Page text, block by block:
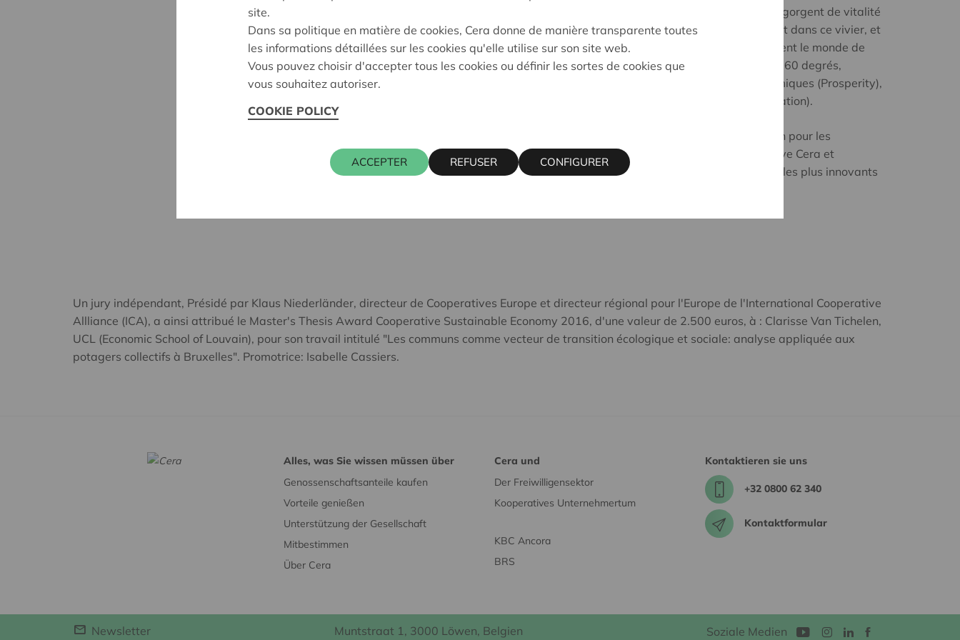
Nos universités sont des pépinières de talents. Elles regorgent de vitalité
et d'imagination dans les secteurs les plus divers. C'est dans ce vivier, et
parmi d'autres, que les cerveaux d'aujourd'hui préparent le monde de
demain. Un monde qui exige un regard transversal à 360 degrés,
soucieux à la fois de finalités sociales (People), économiques (Prosperity),
environnementales (Planet) et participatives (Participation).
Ce mardi 10 mai, à l'Université de Namur, la Fondation pour les
Générations Futures, en partenariat avec la coopérative Cera et
Coopburo, a mis à l'honneur les travaux des étudiants les plus innovants
Un jury indépendant, Présidé par Klaus Niederländer, directeur de Cooperatives Europe et directeur régional pour l'Europe de l'International Cooperative
Allliance (ICA), a ainsi attribué le Master's Thesis Award Cooperative Sustainable Economy 2016, d'une valeur de 2.500 euros, à : Clarisse Van Tichelen,
UCL (Economic School of Louvain), pour son travail intitulé "Les communs comme vecteur de transition écologique et sociale: analyse appliquée aux
potagers collectifs à Bruxelles". Promotrice: Isabelle Cassiers.
Alles, was Sie wissen müssen über
Genossenschaftsanteile kaufen
Vorteile genießen
Unterstützung der Gesellschaft
Mitbestimmen
Über Cera
Cera und
Der Freiwilligensektor
Kooperatives Unternehmertum
KBC Ancora
BRS
Kontaktieren sie uns
+32 0800 62 340
Kontaktformular
Newsletter Muntstraat 1, 3000 Löwen, Belgien Soziale Medien
site.
Dans sa politique en matière de cookies, Cera donne de manière transparente toutes
les informations détaillées sur les cookies qu'elle utilise sur son site web.
Vous pouvez choisir d'accepter tous les cookies ou définir les sortes de cookies que
vous souhaitez autoriser.
COOKIE POLICY
ACCEPTER REFUSER CONFIGURER